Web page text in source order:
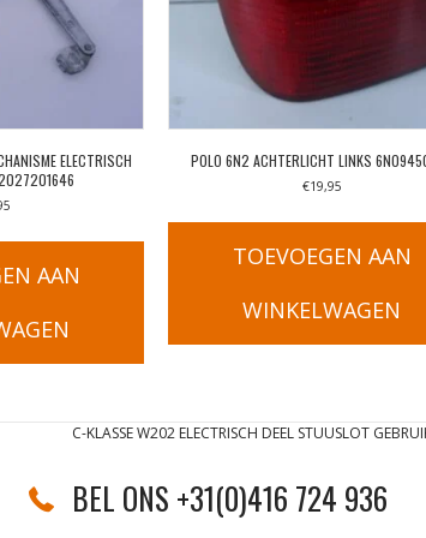
ELECTRISCH
AAN
POLO 6N2 ACHTERLICHT LINKS
€19,95
TOEVOEGEN AAN
WINKELWAGEN
C-KLASSE W202 ELECTRISCH DEEL STUUSLOT
BEL ONS +31(0)416 724 936